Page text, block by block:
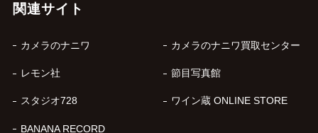
関連サイト
カメラのナニワ カメラのナニワ買取センター
レモン社 節目写真館
スタジオ728 ワイン蔵 ONLINE STORE
BANANA RECORD